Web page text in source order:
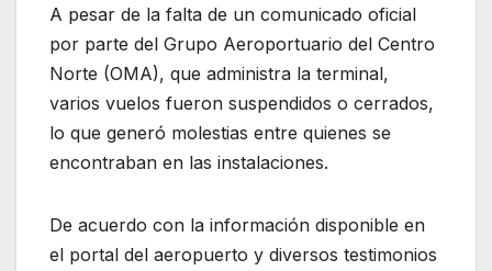
A pesar de la falta de un comunicado oficial
por parte del Grupo Aeroportuario del Centro
Norte (OMA), que administra la terminal,
varios vuelos fueron suspendidos o cerrados,
lo que generó molestias entre quienes se
encontraban en las instalaciones.
De acuerdo con la información disponible en
el portal del aeropuerto y diversos testimonios